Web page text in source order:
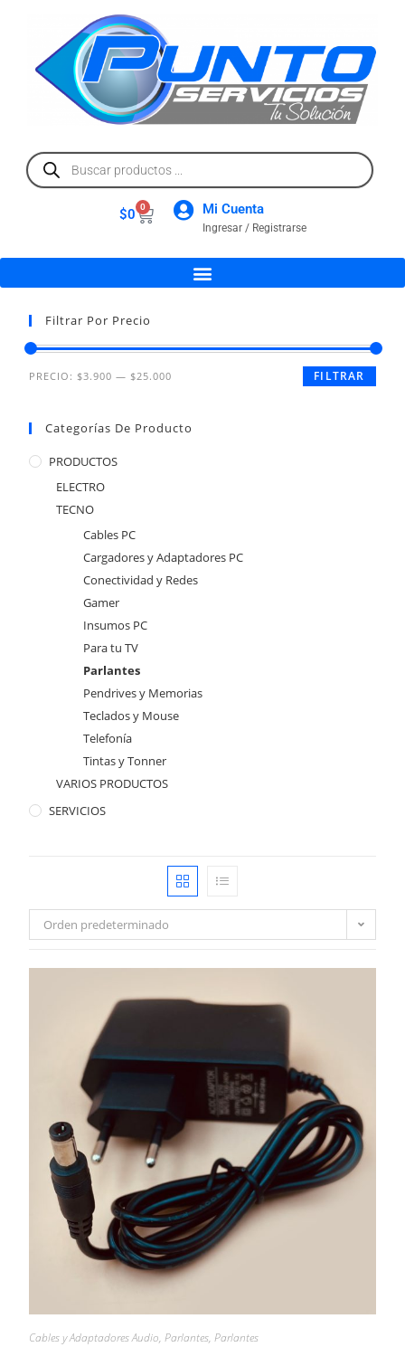
$0 0 Mi Cuenta
Ingresar / Registrarse
Filtrar Por Precio
FILTRAR
PRECIO:$3.900 —$25.000
Categorías De Producto
PRODUCTOS
ELECTRO
TECNO
Cables PC
Cargadores y Adaptadores PC
Conectividad y Redes
Gamer
Insumos PC
Para tu TV
Parlantes
Pendrives y Memorias
Teclados y Mouse
Telefonía
Tintas y Tonner
VARIOS PRODUCTOS
SERVICIOS
Orden predeterminado
Cables y Adaptadores Audio,Parlantes,Parlantes